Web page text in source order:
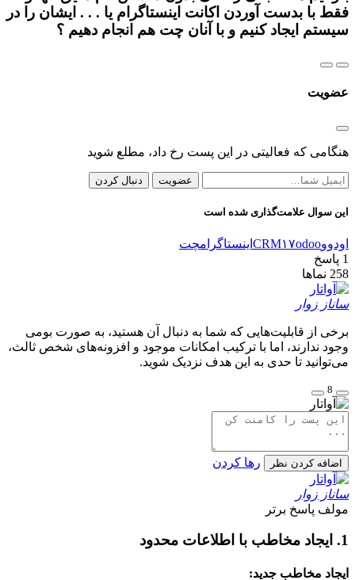
فقط با بدست آوردن اکانت اینستاگرام یا . . . ایشان را در
سیستم ایجاد کنیم و با آنان چت هم انجام دهیم ؟
عضویت
هنگامی که فعالیتی در این پست رخ داد، مطلع شوید
عضویت دنبال کردن
این سوال علامت‌گذاری شده است
اودوو CRM۱۷odoo اینستاگرامچت
1 پاسخ
258 نماها
ساناز زوار
برخی از قابلیت‌هایی که شما به دنبال آن هستید، به صورت بومی
وجود ندارند، اما با ترکیب امکانات موجود و افزونه‌های شخص ثالث،
می‌توانید تا حدی به این هدف نزدیک شوید.
8
اضافه کردن نظر رها کردن
ساناز زوار
مولف پاسخ برتر
1. ایجاد مخاطب با اطلاعات محدود
ایجاد مخاطب جدید: